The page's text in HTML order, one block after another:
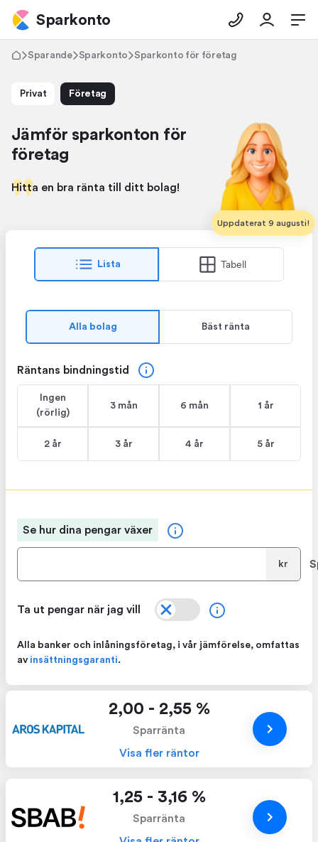
Sparkonto
Sparande Sparkonto Sparkonto för företag
Privat Företag
Jämför sparkonton för
företag
Hitta en bra ränta till ditt bolag!
Uppdaterat 9 augusti!
Lista Tabell
Alla bolag Bäst ränta
Räntans bindningstid
Ingen
(rörlig)
3 mån 6 mån 1 år
2 år 3 år 4 år 5 år
Se hur dina pengar växer
kr
Ta ut pengar när jag vill
Alla banker och inlåningsföretag, i vår jämförelse, omfattas
av insättningsgaranti.
2,00 - 2,55 %
Sparränta
Visa fler räntor
1,25 - 3,16 %
Sparränta